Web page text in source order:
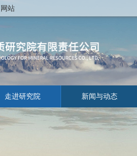
网站
走进研究院 新闻与动态